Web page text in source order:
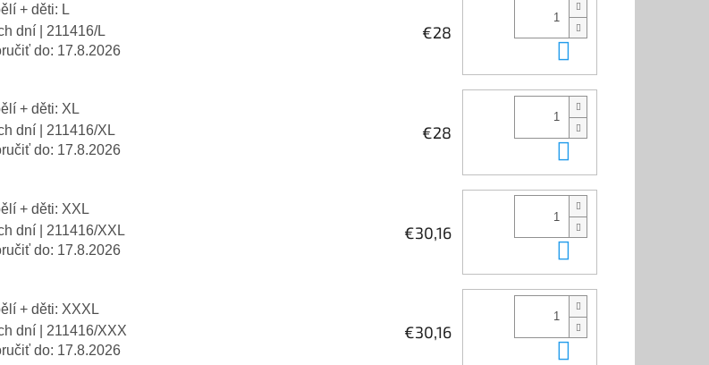
+ děti: L
dní
| 211416/L
do: 17.8.2026
€28
+ děti: XL
dní
| 211416/XL
do: 17.8.2026
€28
+ děti: XXL
dní
| 211416/XXL
do: 17.8.2026
€30,16
+ děti: XXXL
dní
| 211416/XXX
do: 17.8.2026
€30,16